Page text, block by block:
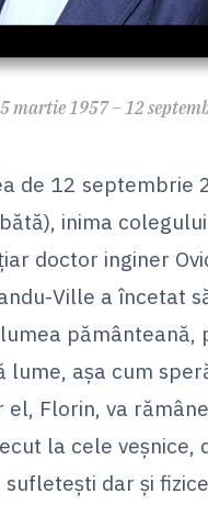
martie 1957 – 12
de 12 septembrie
inima
doctor inginer
Ville a încetat
pământeană,
lume, așa cum
el, Florin, va
la cele veșnice,
dar și